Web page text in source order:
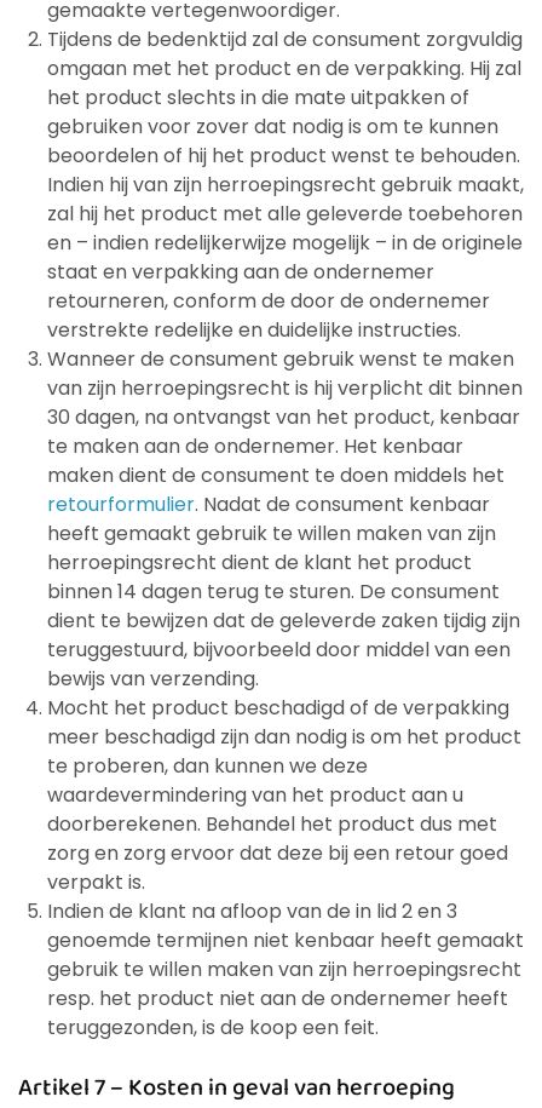
gemaakte vertegenwoordiger.
Tijdens de bedenktijd zal de consument zorgvuldig
omgaan met het product en de verpakking. Hij zal
het product slechts in die mate uitpakken of
gebruiken voor zover dat nodig is om te kunnen
beoordelen of hij het product wenst te behouden.
Indien hij van zijn herroepingsrecht gebruik maakt,
zal hij het product met alle geleverde toebehoren
en – indien redelijkerwijze mogelijk – in de originele
staat en verpakking aan de ondernemer
retourneren, conform de door de ondernemer
verstrekte redelijke en duidelijke instructies.
Wanneer de consument gebruik wenst te maken
van zijn herroepingsrecht is hij verplicht dit binnen
30 dagen, na ontvangst van het product, kenbaar
te maken aan de ondernemer. Het kenbaar
maken dient de consument te doen middels het
retourformulier. Nadat de consument kenbaar
heeft gemaakt gebruik te willen maken van zijn
herroepingsrecht dient de klant het product
binnen 14 dagen terug te sturen. De consument
dient te bewijzen dat de geleverde zaken tijdig zijn
teruggestuurd, bijvoorbeeld door middel van een
bewijs van verzending.
Mocht het product beschadigd of de verpakking
meer beschadigd zijn dan nodig is om het product
te proberen, dan kunnen we deze
waardevermindering van het product aan u
doorberekenen. Behandel het product dus met
zorg en zorg ervoor dat deze bij een retour goed
verpakt is.
Indien de klant na afloop van de in lid 2 en 3
genoemde termijnen niet kenbaar heeft gemaakt
gebruik te willen maken van zijn herroepingsrecht
resp. het product niet aan de ondernemer heeft
teruggezonden, is de koop een feit.
Artikel 7 – Kosten in geval van herroeping